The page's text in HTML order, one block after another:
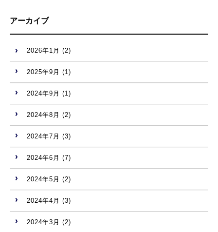
アーカイブ
2026年1月 (2)
2025年9月 (1)
2024年9月 (1)
2024年8月 (2)
2024年7月 (3)
2024年6月 (7)
2024年5月 (2)
2024年4月 (3)
2024年3月 (2)